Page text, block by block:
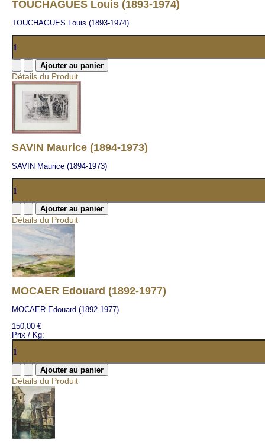
TOUCHAGUES Louis (1893-1974)
TOUCHAGUES Louis (1893-1974)
Détails du Produit
SAVIN Maurice (1894-1973)
SAVIN Maurice (1894-1973)
Détails du Produit
MOCAER Edouard (1892-1977)
MOCAER Edouard (1892-1977)
150,00 €
Prix / Kg:
Détails du Produit